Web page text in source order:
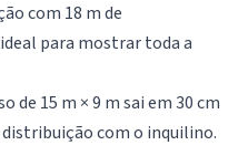
com 18 m de
para mostrar toda a
de 15 m × 9 m sai em 30 cm
com o inquilino.